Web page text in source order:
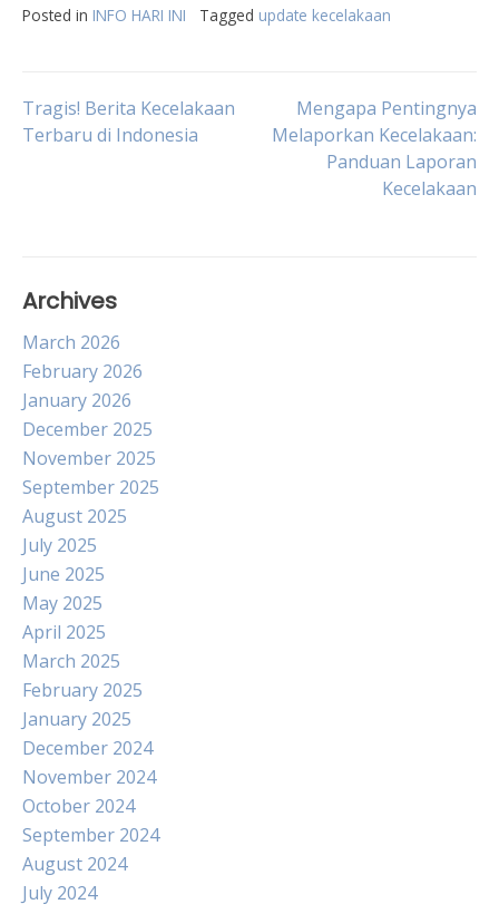
Posted in INFO HARI INI Tagged update kecelakaan
Post
Tragis! Berita Kecelakaan
Terbaru di Indonesia
Mengapa Pentingnya
Melaporkan Kecelakaan:
Panduan Laporan
Kecelakaan
Archives
March 2026
February 2026
January 2026
December 2025
November 2025
September 2025
August 2025
July 2025
June 2025
May 2025
April 2025
March 2025
February 2025
January 2025
December 2024
November 2024
October 2024
September 2024
August 2024
July 2024